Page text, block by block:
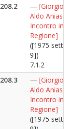
208.2
— [Giorgio
Aldo Aniasi -
Incontro in
Regione]
([1975
9])
7.1.2
208.3
— [Giorgio
Aldo Aniasi -
Incontro in
Regione]
([1975